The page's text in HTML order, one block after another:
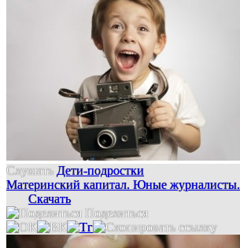
Слушать Дети-подростки
Материнский капитал. Юные журналисты.
Скачать
Поделиться